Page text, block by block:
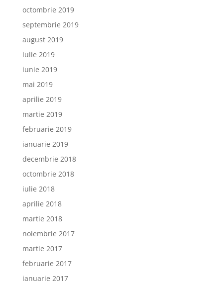
octombrie 2019
septembrie 2019
august 2019
iulie 2019
iunie 2019
mai 2019
aprilie 2019
martie 2019
februarie 2019
ianuarie 2019
decembrie 2018
octombrie 2018
iulie 2018
aprilie 2018
martie 2018
noiembrie 2017
martie 2017
februarie 2017
ianuarie 2017